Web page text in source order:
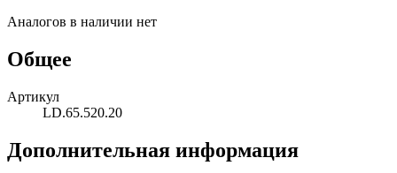
Аналогов в наличии нет
Общее
Артикул
LD.65.520.20
Дополнительная информация